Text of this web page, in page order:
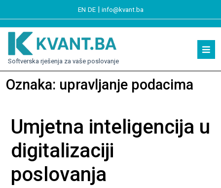
EN DE| info@kvant.ba
Softverska rješenja za vaše poslovanje
Oznaka: upravljanje podacima
Umjetna inteligencija u
digitalizaciji
poslovanja